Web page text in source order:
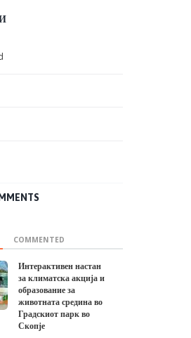
COMMENTED
Интерактивен настан
за климатска акција и
образование за
животната средина во
Градскиот парк во
Скопје